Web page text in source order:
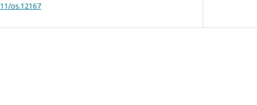
os.12167